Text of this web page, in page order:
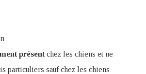
présent chez les chiens et ne
particuliers sauf chez les chiens